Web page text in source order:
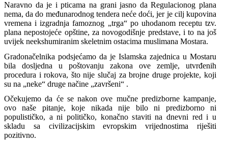
Naravno da je i pticama na grani jasno da Regulacionog plana
nema, da do međunarodnog tendera neće doći, jer je cilj kupovina
vremena i izgradnja famoznog „trga“ po uhodanom receptu tzv.
plana nepostojeće opštine, za novogodišnje predstave, i to na još
uvijek neekshumiranim skeletnim ostacima muslimana Mostara.
Gradonačelnika podsjećamo da je Islamska zajednica u Mostaru
bila dosljedna u poštovanju zakona ove zemlje, utvrđenih
procedura i rokova, što nije slučaj za brojne druge projekte, koji
su na „neke“ druge načine „završeni“ .
Očekujemo da će se nakon ove mučne predizborne kampanje,
ovo naše pitanje, koje nikada nije bilo ni predizborno ni
populističko, a ni političko, konačno staviti na dnevni red i u
skladu sa civilizacijskim evropskim vrijednostima riješiti
pozitivno.